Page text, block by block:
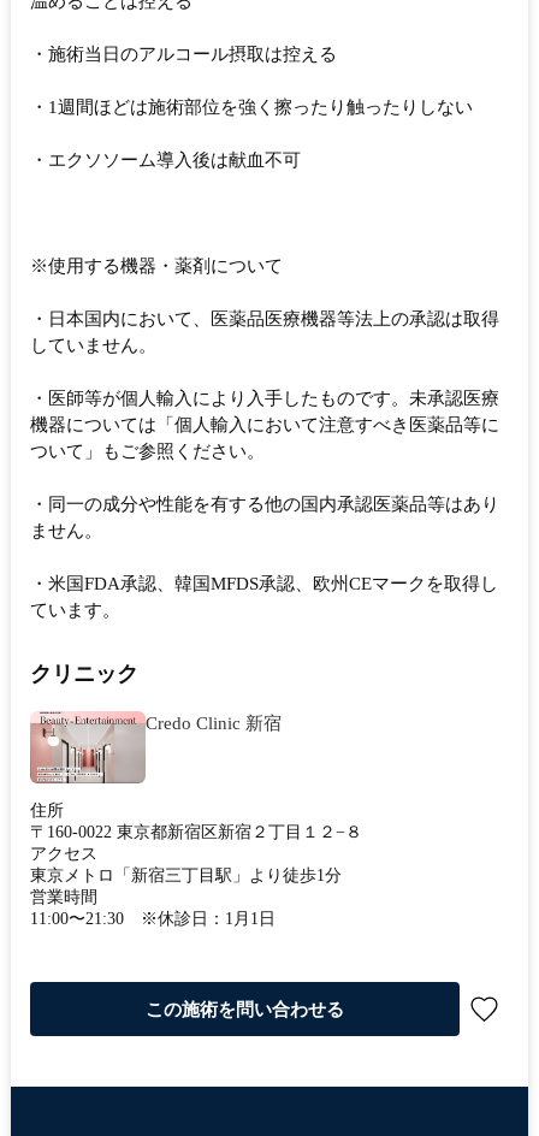
・施術当日のアルコール摂取は控える
・1週間ほどは施術部位を強く擦ったり触ったりしない
・エクソソーム導入後は献血不可
※使用する機器・薬剤について
・日本国内において、医薬品医療機器等法上の承認は取得
していません。
・医師等が個人輸入により入手したものです。未承認医療
機器については「個人輸入において注意すべき医薬品等に
ついて」もご参照ください。
・同一の成分や性能を有する他の国内承認医薬品等はあり
ません。
・米国FDA承認、韓国MFDS承認、欧州CEマークを取得し
ています。
クリニック
Credo Clinic 新宿
住所
〒160-0022 東京都新宿区新宿２丁目１２−８
アクセス
東京メトロ「新宿三丁目駅」より徒歩1分
営業時間
11:00〜21:30 ※休診日：1月1日
この施術を問い合わせる